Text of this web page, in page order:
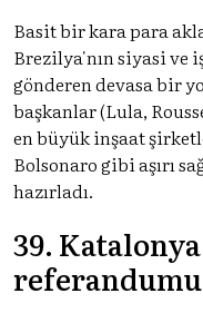
Basit bir kara para
Brezilya'nın siyasi ve
gönderen devasa bir
başkanlar (Lula,
en büyük inşaat
Bolsonaro gibi aşırı
hazırladı.
39.
referandumu